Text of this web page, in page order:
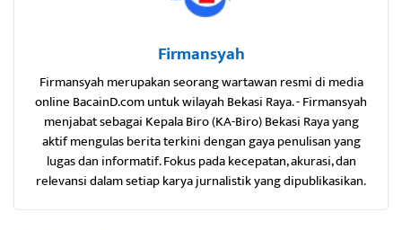
Firmansyah
Firmansyah merupakan seorang wartawan resmi di media
online BacainD.com untuk wilayah Bekasi Raya. - Firmansyah
menjabat sebagai Kepala Biro (KA-Biro) Bekasi Raya yang
aktif mengulas berita terkini dengan gaya penulisan yang
lugas dan informatif. Fokus pada kecepatan, akurasi, dan
relevansi dalam setiap karya jurnalistik yang dipublikasikan.